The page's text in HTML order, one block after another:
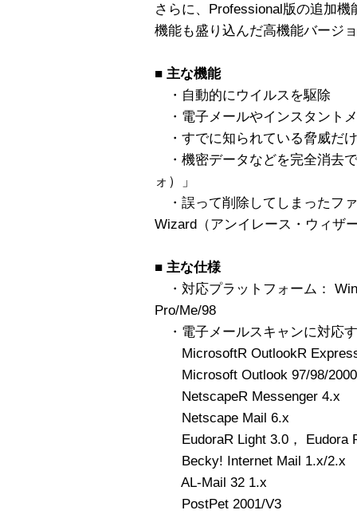
さらに、Professional版の追加
機能も盛り込んだ高機能バージ
■ 主な機能
・自動的にウイルスを駆除
・電子メールやインスタント
・すでに知られている脅威だ
・機密データなどを完全消去
ォ）」
・誤って削除してしまったフ
Wizard（アンイレース・ウィザ
■ 主な仕様
・対応プラットフォーム：
Pro/Me/98
・電子メールスキャンに対応
MicrosoftR OutlookR
Microsoft Outlook 97/98/
NetscapeR Messenger 4.x
Netscape Mail 6.x
EudoraR Light 3.0， Eudora
Becky! Internet Mail 1.x/2.x
AL-Mail 32 1.x
PostPet 2001/V3